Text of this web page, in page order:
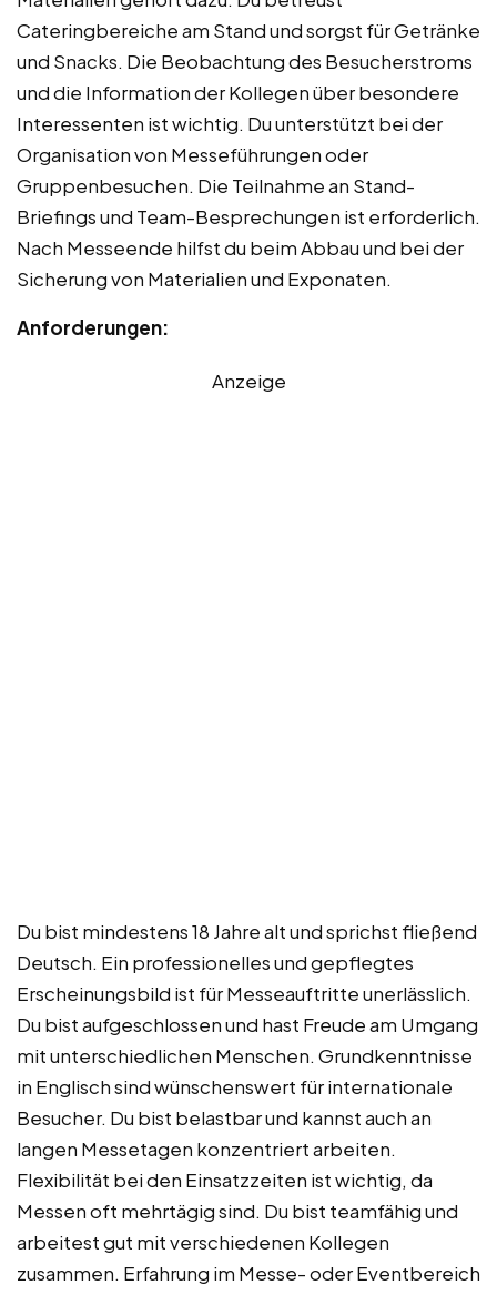
Cateringbereiche am Stand und sorgst für Getränke
und Snacks. Die Beobachtung des Besucherstroms
und die Information der Kollegen über besondere
Interessenten ist wichtig. Du unterstützt bei der
Organisation von Messeführungen oder
Gruppenbesuchen. Die Teilnahme an Stand-
Briefings und Team-Besprechungen ist erforderlich.
Nach Messeende hilfst du beim Abbau und bei der
Sicherung von Materialien und Exponaten.
Anforderungen:
Anzeige
Du bist mindestens 18 Jahre alt und sprichst fließend
Deutsch. Ein professionelles und gepflegtes
Erscheinungsbild ist für Messeauftritte unerlässlich.
Du bist aufgeschlossen und hast Freude am Umgang
mit unterschiedlichen Menschen. Grundkenntnisse
in Englisch sind wünschenswert für internationale
Besucher. Du bist belastbar und kannst auch an
langen Messetagen konzentriert arbeiten.
Flexibilität bei den Einsatzzeiten ist wichtig, da
Messen oft mehrtägig sind. Du bist teamfähig und
arbeitest gut mit verschiedenen Kollegen
zusammen. Erfahrung im Messe- oder Eventbereich